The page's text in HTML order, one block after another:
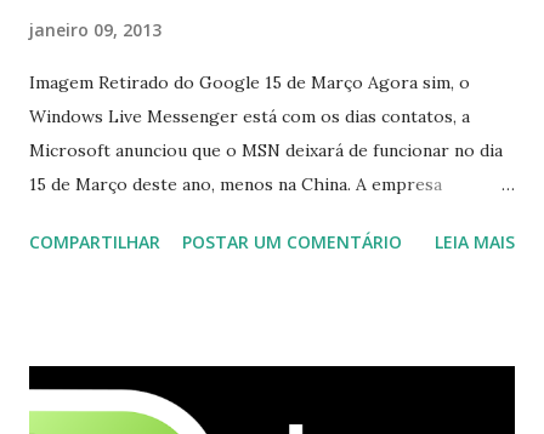
janeiro 09, 2013
Imagem Retirado do Google 15 de Março Agora sim, o
Windows Live Messenger está com os dias contatos, a
Microsoft anunciou que o MSN deixará de funcionar no dia
15 de Março deste ano, menos na China. A empresa
integrado com o serviço do MSN, segundo a empresa, os
o Windows Live (assim como muitos profissionais de TI) ,
mesmo na versão para Linux, claro, sempre existem outras
COMPARTILHAR POSTAR UM COMENTÁRIO LEIA MAIS